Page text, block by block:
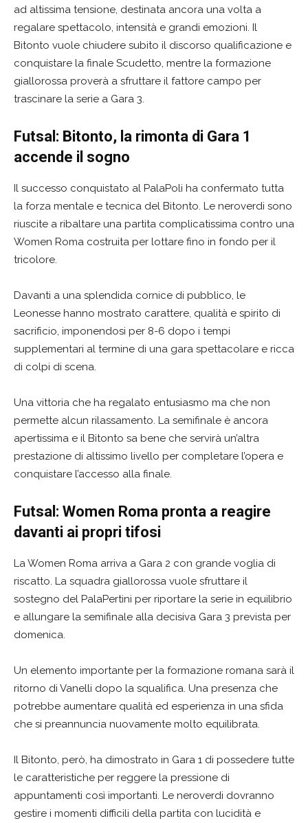
ad altissima tensione, destinata ancora una volta a
regalare spettacolo, intensità e grandi emozioni. Il
Bitonto vuole chiudere subito il discorso qualificazione e
conquistare la finale Scudetto, mentre la formazione
giallorossa proverà a sfruttare il fattore campo per
trascinare la serie a Gara 3.
Futsal: Bitonto, la rimonta di Gara 1
accende il sogno
Il successo conquistato al PalaPoli ha confermato tutta
la forza mentale e tecnica del Bitonto. Le neroverdi sono
riuscite a ribaltare una partita complicatissima contro una
Women Roma costruita per lottare fino in fondo per il
tricolore.
Davanti a una splendida cornice di pubblico, le
Leonesse hanno mostrato carattere, qualità e spirito di
sacrificio, imponendosi per 8-6 dopo i tempi
supplementari al termine di una gara spettacolare e ricca
di colpi di scena.
Una vittoria che ha regalato entusiasmo ma che non
permette alcun rilassamento. La semifinale è ancora
apertissima e il Bitonto sa bene che servirà un’altra
prestazione di altissimo livello per completare l’opera e
conquistare l’accesso alla finale.
Futsal: Women Roma pronta a reagire
davanti ai propri tifosi
La Women Roma arriva a Gara 2 con grande voglia di
riscatto. La squadra giallorossa vuole sfruttare il
sostegno del PalaPertini per riportare la serie in equilibrio
e allungare la semifinale alla decisiva Gara 3 prevista per
domenica.
Un elemento importante per la formazione romana sarà il
ritorno di Vanelli dopo la squalifica. Una presenza che
potrebbe aumentare qualità ed esperienza in una sfida
che si preannuncia nuovamente molto equilibrata.
Il Bitonto, però, ha dimostrato in Gara 1 di possedere tutte
le caratteristiche per reggere la pressione di
appuntamenti così importanti. Le neroverdi dovranno
gestire i momenti difficili della partita con lucidità e